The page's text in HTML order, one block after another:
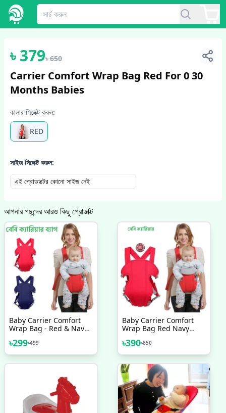
1/4
৳379৳650
Carrier Comfort Wrap Bag Red For 0 30
Months Babies
কালার সিলেক্ট করুন:
RED
সাইজ সিলেক্ট করুন:
এই প্রোডাক্টের কোনো সাইজ নেই
আপনার পছন্দের আরও কিছু প্রোডাক্ট
Baby Carrier Comfort
Wrap Bag - Red & Navy
৳299৳499
Baby Carrier Comfort
Wrap Bag Red Navy
৳390৳650